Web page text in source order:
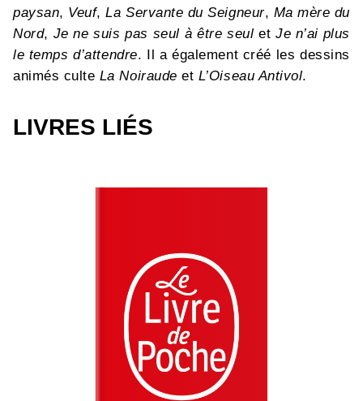
paysan, Veuf,La Servante du Seigneur, Ma mère du
Nord, Je ne suis pas seul à être seulet Je n’ai plus
le temps d’attendre. Il a également créé les dessins
animés culte La Noiraude et L’Oiseau Antivol.
LIVRES LIÉS